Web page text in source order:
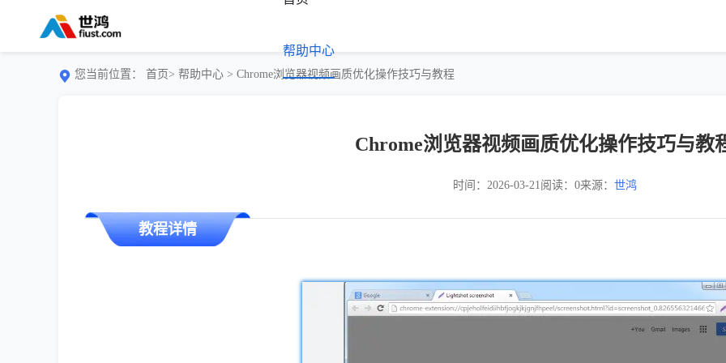
帮助中心
您当前位置： 首页> 帮助中心 > Chrome浏览器视频画质优化操作技巧与教程
Chrome浏览器视频画质优化操作技巧与教
时间：2026-03-21阅读：0来源： 世鸿
教程详情